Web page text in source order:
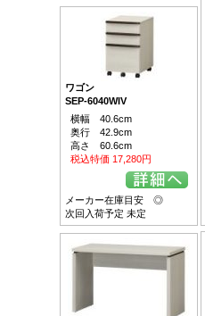
ワゴン
SEP-6040WIV
横幅 40.6cm
奥行 42.9cm
高さ 60.6cm
税込特価 17,280円
メーカー在庫目安 ◎
次回入荷予定 未定